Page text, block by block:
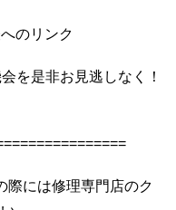
のリンク
を是非お見逃しなく！
際には修理専門店のク